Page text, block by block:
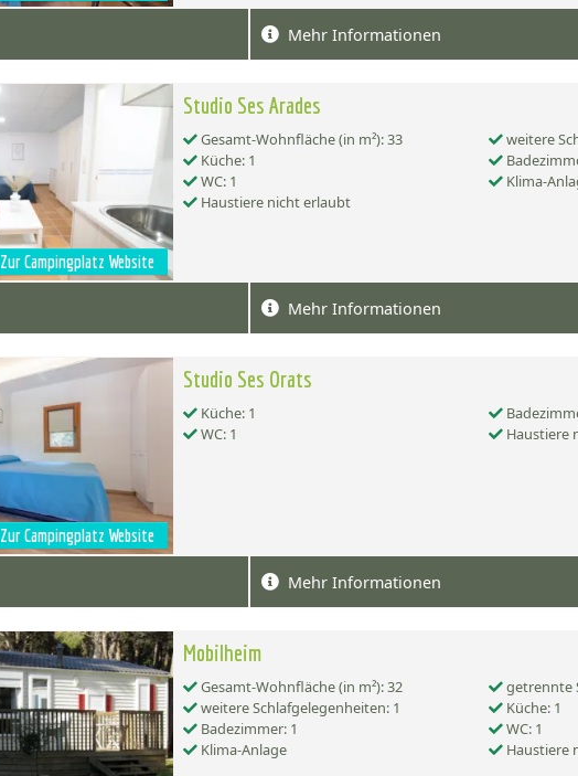
Mehr Informationen
Zur Campingplatz Website
Studio Ses Arades
Gesamt-Wohnfläche (in m²): 33
weitere
Küche: 1
WC: 1
Klima-
Haustiere nicht erlaubt
Mehr Informationen
Zur Campingplatz Website
Studio Ses Orats
Küche: 1
WC: 1
Haustiere
Mehr Informationen
Mobilheim
Gesamt-Wohnfläche (in m²): 32
getrennte
weitere Schlafgelegenheiten: 1
Küche: 1
Badezimmer: 1
WC: 1
Klima-Anlage
Haustiere